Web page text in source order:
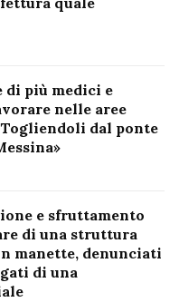
di più medici e
nelle aree
dal ponte
e sfruttamento
di una struttura
manette, denunciati
di una